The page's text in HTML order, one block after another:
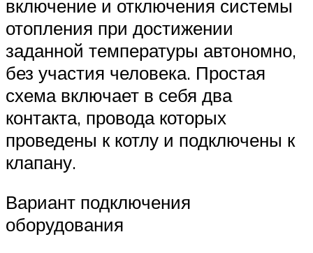
включение и отключения системы
отопления при достижении
заданной температуры автономно,
без участия человека. Простая
схема включает в себя два
контакта, провода которых
проведены к котлу и подключены к
клапану.
Вариант подключения
оборудования